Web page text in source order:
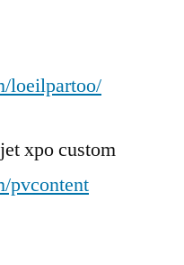
loeilpartoo/
xpo custom
pvcontent